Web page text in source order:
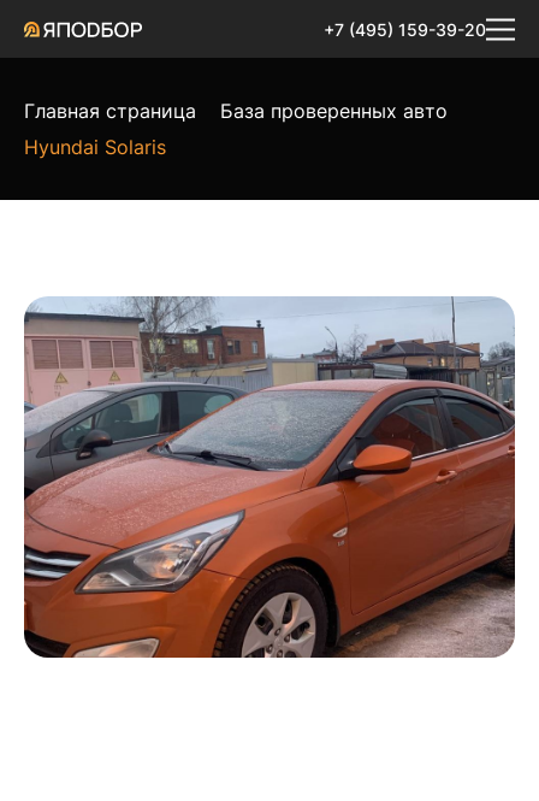
+7 (495) 159-39-20
Главная страница
База проверенных авто
Hyundai Solaris